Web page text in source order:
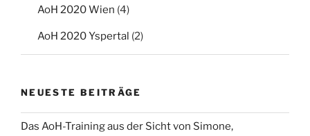
AoH 2020 Wien (4)
AoH 2020 Yspertal (2)
NEUESTE BEITRÄGE
Das AoH-Training aus der Sicht von Simone,